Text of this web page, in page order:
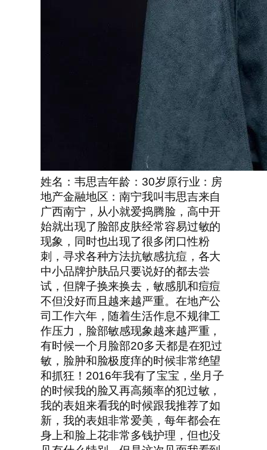
姓名：韦思吉年龄：30岁原行业：房
地产金融地区：南宁我叫韦思吉来自
广西南宁，从小就爱捣腾脸，高中开
始就出现了脸部皮肤经常容易过敏的
现象，同时也出现了很多闭口性粉
刺，寻求各种方法抗敏感抗痘，各大
中小品牌护肤品只要说好的都去尝
试，但牌子换来换去，敏感肌和痘痘
不但没好而且越来越严重。在地产公
司工作六年，随着生活作息不规律工
作压力，脸部敏感现象越来越严重，
有时候一个月脸部20多天都是在犯过
敏，脸肿和脸极度痒的时候非常绝望
和抓狂！2016年我有了宝宝，坐月子
的时候我的脸又再高频率的犯过敏，
我的表姐来看我的时候跟我推荐了如
新，我的表姐非常爱美，每年都会在
身上和脸上花非常多钱护理，但也没